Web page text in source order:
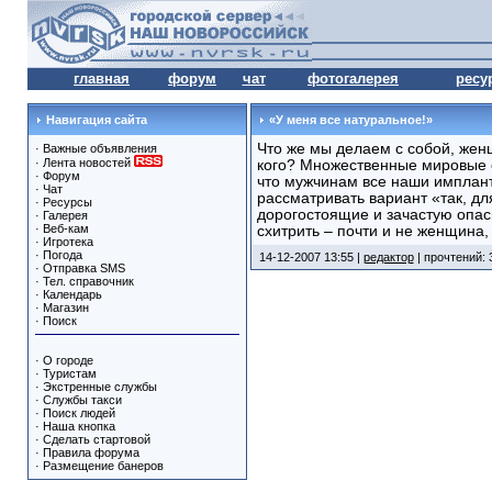
главная форум чат фотогалерея
Навигация сайта
· Важные объявления
· Лента новостей
· Форум
· Чат
· Ресурсы
· Галерея
· Веб-кам
· Игротека
· Погода
· Отправка SMS
· Тел. справочник
· Календарь
· Магазин
· Поиск
· О городе
· Туристам
· Экстренные службы
· Службы такси
· Поиск людей
· Наша кнопка
· Сделать стартовой
· Правила форума
· Размещение банеров
«У меня все натуральное!»
Что же мы делаем с собой,
кого? Множественные мировые
что мужчинам все наши
рассматривать вариант «так,
дорогостоящие и зачастую
схитрить – почти и не женщина,
14-12-2007 13:55 | редактор| прочтений: